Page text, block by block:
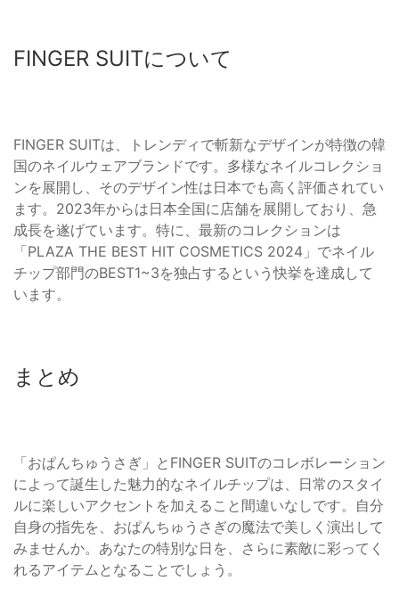
FINGER SUITについて
FINGER SUITは、トレンディで斬新なデザインが特徴の韓
国のネイルウェアブランドです。多様なネイルコレクショ
ンを展開し、そのデザイン性は日本でも高く評価されてい
ます。2023年からは日本全国に店舗を展開しており、急
成長を遂げています。特に、最新のコレクションは
「PLAZA THE BEST HIT COSMETICS 2024」でネイル
チップ部門のBEST1~3を独占するという快挙を達成して
います。
まとめ
「おぱんちゅうさぎ」とFINGER SUITのコレボレーション
によって誕生した魅力的なネイルチップは、日常のスタイ
ルに楽しいアクセントを加えること間違いなしです。自分
自身の指先を、おぱんちゅうさぎの魔法で美しく演出して
みませんか。あなたの特別な日を、さらに素敵に彩ってく
れるアイテムとなることでしょう。